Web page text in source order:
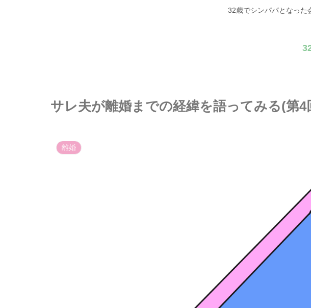
32歳でシンパパとなった
サレ夫が離婚までの経緯を語ってみる(第4
離婚